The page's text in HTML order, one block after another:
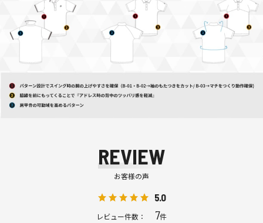
REVIEW
お客様の声
5.0
レビュー件数： 7件